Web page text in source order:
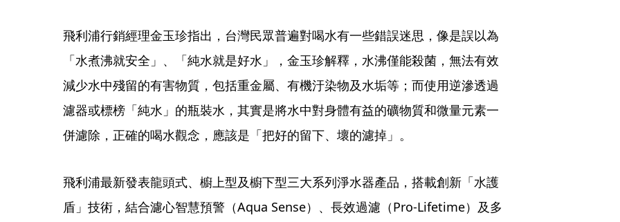
飛利浦行銷經理金玉珍指出，台灣民眾普遍對喝水有一些錯誤迷思，像是誤以為
「水煮沸就安全」、「純水就是好水」，金玉珍解釋，水沸僅能殺菌，無法有效
減少水中殘留的有害物質，包括重金屬、有機汙染物及水垢等；而使用逆滲透過
濾器或標榜「純水」的瓶裝水，其實是將水中對身體有益的礦物質和微量元素一
併濾除，正確的喝水觀念，應該是「把好的留下、壞的濾掉」。
飛利浦最新發表龍頭式、櫥上型及櫥下型三大系列淨水器產品，搭載創新「水護
盾」技術，結合濾心智慧預警（Aqua Sense）、長效過濾（Pro-Lifetime）及多